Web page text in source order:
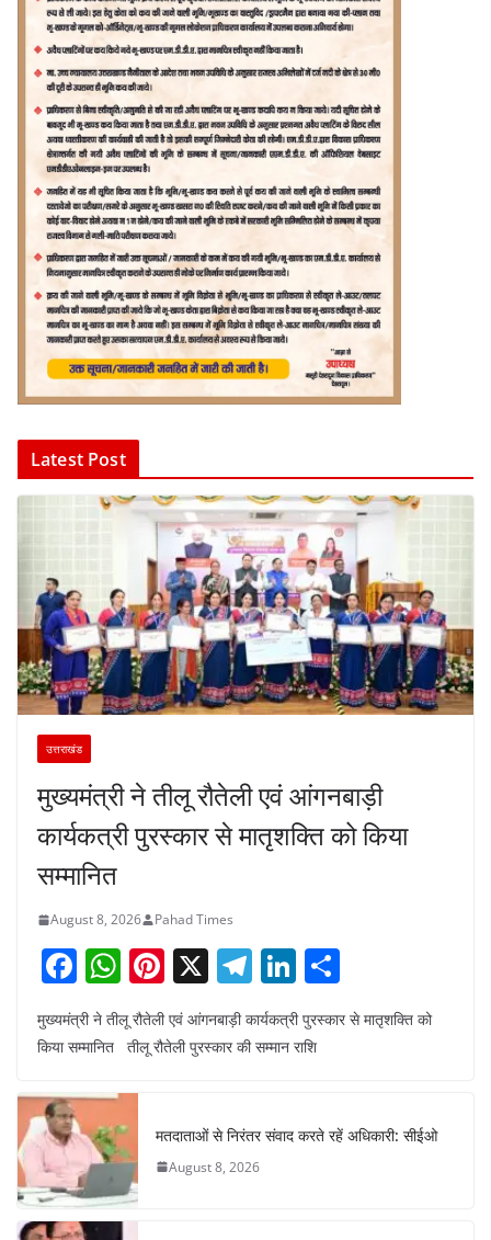
Latest Post
उत्तराखंड
मुख्यमंत्री ने तीलू रौतेली एवं आंगनबाड़ी
कार्यकत्री पुरस्कार से मातृशक्ति को किया
सम्मानित
August 8, 2026 Pahad Times
F
a
c
b
o
o
k
W
h
at
A
p
p
Pi
nt
er
X T
el
e
m
Li
n
k
n
h
ar
मुख्यमंत्री ने तीलू रौतेली एवं आंगनबाड़ी कार्यकत्री पुरस्कार से मातृशक्ति को
किया सम्मानित तीलू रौतेली पुरस्कार की सम्मान राशि
मतदाताओं से निरंतर संवाद करते रहें अधिकारी: सीईओ
August 8, 2026